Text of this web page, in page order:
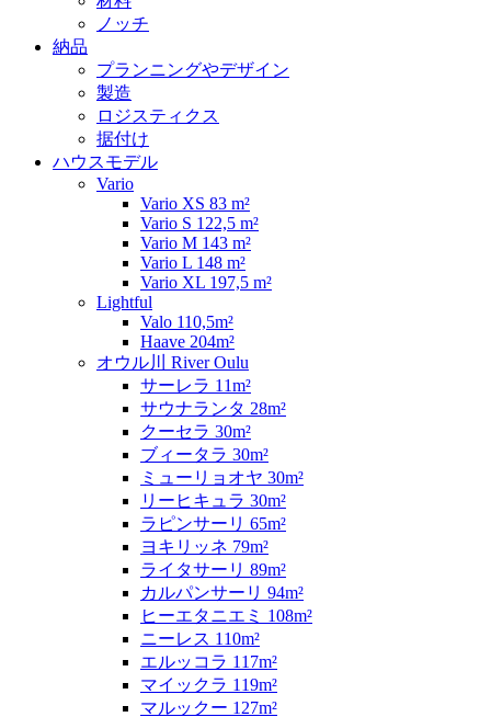
ノッチ
納品
プランニングやデザイン
製造
ロジスティクス
据付け
ハウスモデル
Vario
Vario XS 83 m²
Vario S 122,5 m²
Vario M 143 m²
Vario L 148 m²
Vario XL 197,5 m²
Lightful
Valo 110,5m²
Haave 204m²
オウル川 River Oulu
サーレラ 11m²
サウナランタ 28m²
クーセラ 30m²
ブィータラ 30m²
ミューリョオヤ 30m²
リーヒキュラ 30m²
ラピンサーリ 65m²
ヨキリッネ 79m²
ライタサーリ 89m²
カルパンサーリ 94m²
ヒーエタニエミ 108m²
ニーレス 110m²
エルッコラ 117m²
マイックラ 119m²
マルックー 127m²